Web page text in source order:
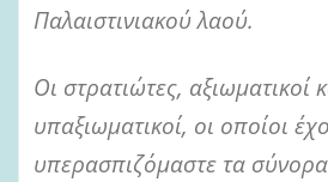
Παλαιστινιακού λαού.
Οι στρατιώτες, αξιωματικοί
υπαξιωματικοί, οι οποίοι
υπερασπιζόμαστε τα